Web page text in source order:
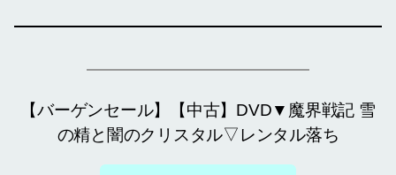
【バーゲンセール】【中古】DVD▼魔界戦記 雪
の精と闇のクリスタル▽レンタル落ち